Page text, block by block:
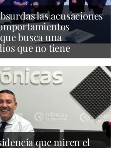
las acusaciones
busca una
que no tiene
que miren el